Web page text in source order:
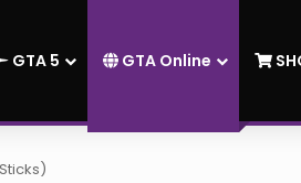
GTA 5 GTA Online